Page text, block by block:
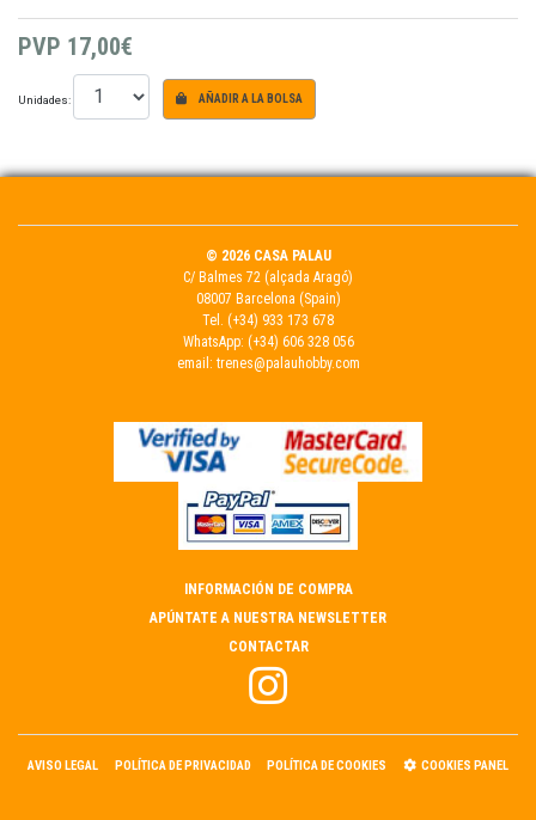
PVP 17,00€
Unidades: AÑADIR A LA BOLSA
© 2026 CASA PALAU
C/ Balmes 72 (alçada Aragó)
08007 Barcelona (Spain)
Tel. (+34) 933 173 678
WhatsApp: (+34) 606 328 056
email: trenes@palauhobby.com
INFORMACIÓN DE COMPRA
APÚNTATE A NUESTRA NEWSLETTER
CONTACTAR
AVISO LEGAL POLÍTICA DE PRIVACIDAD POLÍTICA DE COOKIES COOKIES PANEL